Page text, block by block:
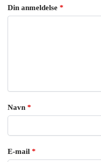
Din anmeldelse *
Navn *
E-mail *